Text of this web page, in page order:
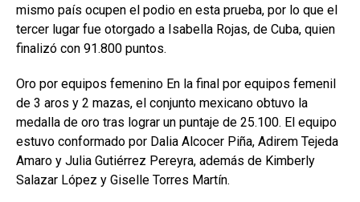
mismo país ocupen el podio en esta prueba, por lo que el
tercer lugar fue otorgado a Isabella Rojas, de Cuba, quien
finalizó con 91.800 puntos.
Oro por equipos femenino En la final por equipos femenil
de 3 aros y 2 mazas, el conjunto mexicano obtuvo la
medalla de oro tras lograr un puntaje de 25.100. El equipo
estuvo conformado por Dalia Alcocer Piña, Adirem Tejeda
Amaro y Julia Gutiérrez Pereyra, además de Kimberly
Salazar López y Giselle Torres Martín.